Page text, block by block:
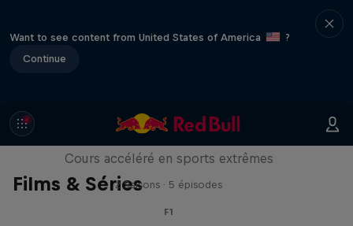
Want to see content from United States of America
?
Continue
Films & Séries
ABC of...
Cours accéléré en sports extrêmes
2 Saisons · 5 épisodes
F1